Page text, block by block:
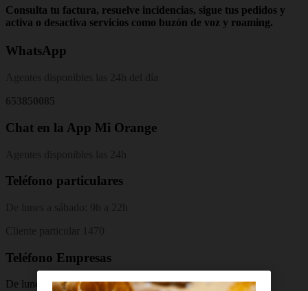
Consulta tu factura, resuelve incidencias, sigue tus pedidos y
activa o desactiva servicios como buzón de voz y roaming.
WhatsApp
Chat en la App Mi Orange
Teléfono particulares
Teléfono Empresas
De lunes a sábado: 9h a 22h